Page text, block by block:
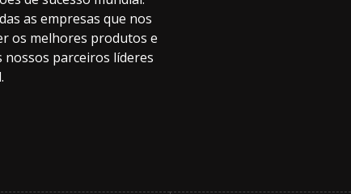
as empresas que nos
os melhores produtos e
nossos parceiros líderes